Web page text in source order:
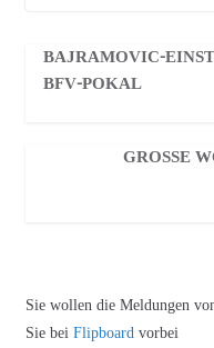
BAJRAMOVIC-
BFV-POKAL
GROSSE
Sie wollen die Meldungen
Sie beiFlipboardvorbei